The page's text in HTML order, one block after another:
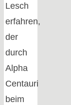
Lesch
erfahren,
der
durch
Alpha
Centauri
beim